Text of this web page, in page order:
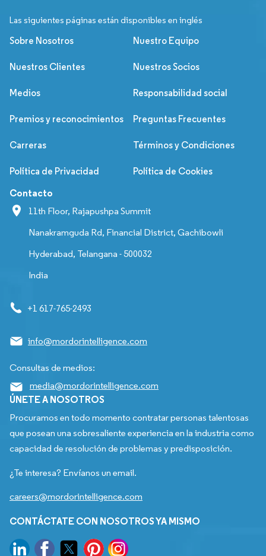
Las siguientes páginas están disponibles en inglés
Sobre Nosotros Nuestro Equipo
Nuestros Clientes Nuestros Socios
Medios Responsabilidad social
Premios y reconocimientos Preguntas Frecuentes
Carreras Términos y Condiciones
Política de Privacidad Política de Cookies
Contacto
11th Floor, Rajapushpa Summit
Nanakramguda Rd, Financial District, Gachibowli
Hyderabad, Telangana - 500032
India
+1 617-765-2493
info@mordorintelligence.com
Consultas de medios:
media@mordorintelligence.com
ÚNETE A NOSOTROS
Procuramos en todo momento contratar personas talentosas
que posean una sobresaliente experiencia en la industria como
capacidad de resolución de problemas y predisposición.
¿Te interesa? Envíanos un email.
careers@mordorintelligence.com
CONTÁCTATE CON NOSOTROS YA MISMO